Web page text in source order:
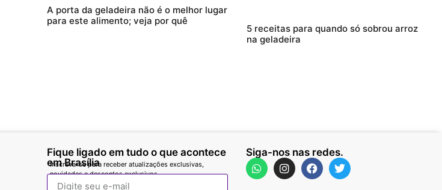
A porta da geladeira não é o melhor lugar
para este alimento; veja por quê
5 receitas para quando só sobrou arroz
na geladeira
Fique ligado em tudo o que acontece
em Brasília
Inscreva-se para receber atualizações exclusivas,
novidades e descontos exclusivos.
Siga-nos nas redes.